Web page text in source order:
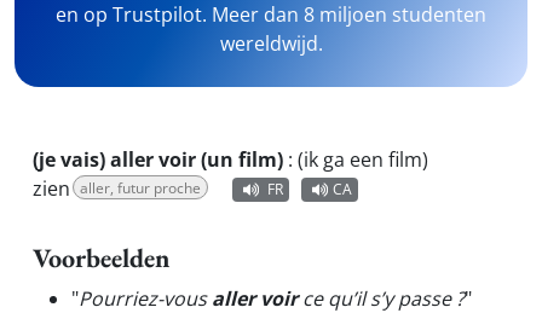
en op Trustpilot. Meer dan 8 miljoen studenten
wereldwijd.
(je vais) aller voir (un film) : (ik ga een film)
zien aller, futur proche FR CA
Voorbeelden
"Pourriez-vousaller voirce qu’il s’y passe ?"